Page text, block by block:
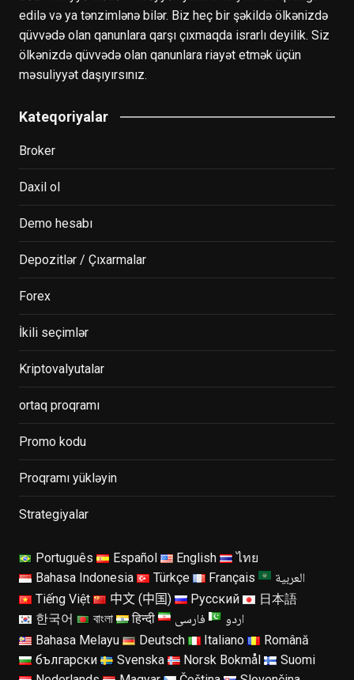
edilə və ya tənzimlənə bilər. Biz heç bir şəkildə ölkənizdə
qüvvədə olan qanunlara qarşı çıxmaqda israrlı deyilik. Siz
ölkənizdə qüvvədə olan qanunlara riayət etmək üçün
məsuliyyət daşıyırsınız.
Kateqoriyalar
Broker
Daxil ol
Demo hesabı
Depozitlər / Çıxarmalar
Forex
İkili seçimlər
Kriptovalyutalar
ortaq proqramı
Promo kodu
Proqramı yükləyin
Strategiyalar
Português Español English
ไทย
Bahasa Indonesia
Türkçe Français العربية
Tiếng Việt 中文 (中国) Русский
日本語
한국어
বাংলা हिन्दी فارسی اردو
Bahasa Melayu Deutsch Italiano
Română
български
Svenska Norsk Bokmål
Suomi